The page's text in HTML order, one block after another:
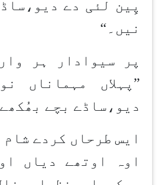
پِین لئی دے
نیں۔“
پر سیوادار ہر
”پہلاں مہماناں
دیو،ساڈے بچے
ایس طرحاں کردے
اوہ اوتھے دیاں